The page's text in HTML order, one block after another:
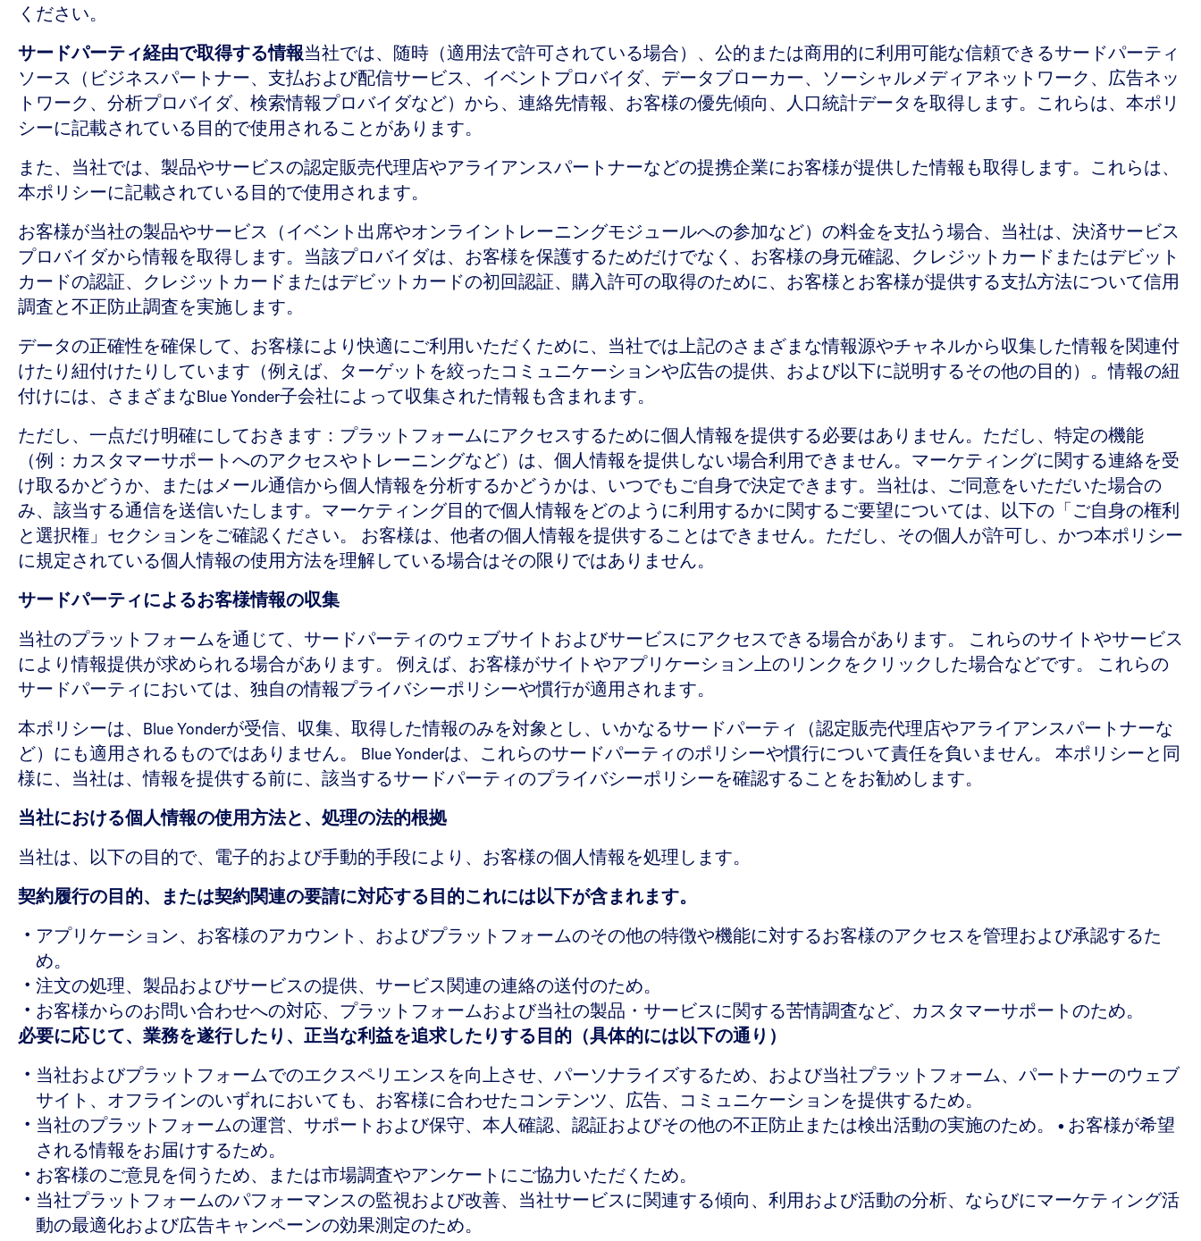
ください。
サードパーティ経由で取得する情報当社では、随時（適用法で許可されている場合）、公的または商用的に利用可能な信頼できるサードパーティ
ソース（ビジネスパートナー、支払および配信サービス、イベントプロバイダ、データブローカー、ソーシャルメディアネットワーク、広告ネッ
トワーク、分析プロバイダ、検索情報プロバイダなど）から、連絡先情報、お客様の優先傾向、人口統計データを取得します。これらは、本ポリ
シーに記載されている目的で使用されることがあります。
また、当社では、製品やサービスの認定販売代理店やアライアンスパートナーなどの提携企業にお客様が提供した情報も取得します。これらは、
本ポリシーに記載されている目的で使用されます。
お客様が当社の製品やサービス（イベント出席やオンライントレーニングモジュールへの参加など）の料金を支払う場合、当社は、決済サービス
プロバイダから情報を取得します。当該プロバイダは、お客様を保護するためだけでなく、お客様の身元確認、クレジットカードまたはデビット
カードの認証、クレジットカードまたはデビットカードの初回認証、購入許可の取得のために、お客様とお客様が提供する支払方法について信用
調査と不正防止調査を実施します。
データの正確性を確保して、お客様により快適にご利用いただくために、当社では上記のさまざまな情報源やチャネルから収集した情報を関連付
けたり紐付けたりしています（例えば、ターゲットを絞ったコミュニケーションや広告の提供、および以下に説明するその他の目的）。情報の紐
付けには、さまざまなBlue Yonder子会社によって収集された情報も含まれます。
ただし、一点だけ明確にしておきます：プラットフォームにアクセスするために個人情報を提供する必要はありません。ただし、特定の機能
（例：カスタマーサポートへのアクセスやトレーニングなど）は、個人情報を提供しない場合利用できません。マーケティングに関する連絡を受
け取るかどうか、またはメール通信から個人情報を分析するかどうかは、いつでもご自身で決定できます。当社は、ご同意をいただいた場合の
み、該当する通信を送信いたします。マーケティング目的で個人情報をどのように利用するかに関するご要望については、以下の「ご自身の権利
と選択権」セクションをご確認ください。 お客様は、他者の個人情報を提供することはできません。ただし、その個人が許可し、かつ本ポリシー
に規定されている個人情報の使用方法を理解している場合はその限りではありません。
サードパーティによるお客様情報の収集
当社のプラットフォームを通じて、サードパーティのウェブサイトおよびサービスにアクセスできる場合があります。 これらのサイトやサービス
により情報提供が求められる場合があります。 例えば、お客様がサイトやアプリケーション上のリンクをクリックした場合などです。 これらの
サードパーティにおいては、独自の情報プライバシーポリシーや慣行が適用されます。
本ポリシーは、Blue Yonderが受信、収集、取得した情報のみを対象とし、いかなるサードパーティ（認定販売代理店やアライアンスパートナーな
ど）にも適用されるものではありません。 Blue Yonderは、これらのサードパーティのポリシーや慣行について責任を負いません。 本ポリシーと同
様に、当社は、情報を提供する前に、該当するサードパーティのプライバシーポリシーを確認することをお勧めします。
当社における個人情報の使用方法と、処理の法的根拠
当社は、以下の目的で、電子的および手動的手段により、お客様の個人情報を処理します。
契約履行の目的、または契約関連の要請に対応する目的これには以下が含まれます。
アプリケーション、お客様のアカウント、およびプラットフォームのその他の特徴や機能に対するお客様のアクセスを管理および承認するた
め。
注文の処理、製品およびサービスの提供、サービス関連の連絡の送付のため。
お客様からのお問い合わせへの対応、プラットフォームおよび当社の製品・サービスに関する苦情調査など、カスタマーサポートのため。
必要に応じて、業務を遂行したり、正当な利益を追求したりする目的（具体的には以下の通り）
当社およびプラットフォームでのエクスペリエンスを向上させ、パーソナライズするため、および当社プラットフォーム、パートナーのウェブ
サイト、オフラインのいずれにおいても、お客様に合わせたコンテンツ、広告、コミュニケーションを提供するため。
当社のプラットフォームの運営、サポートおよび保守、本人確認、認証およびその他の不正防止または検出活動の実施のため。 • お客様が希望
される情報をお届けするため。
お客様のご意見を伺うため、または市場調査やアンケートにご協力いただくため。
当社プラットフォームのパフォーマンスの監視および改善、当社サービスに関連する傾向、利用および活動の分析、ならびにマーケティング活
動の最適化および広告キャンペーンの効果測定のため。